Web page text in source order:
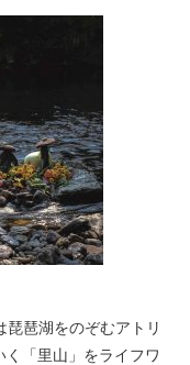
琶湖をのぞむアトリ
「里山」をライフワ